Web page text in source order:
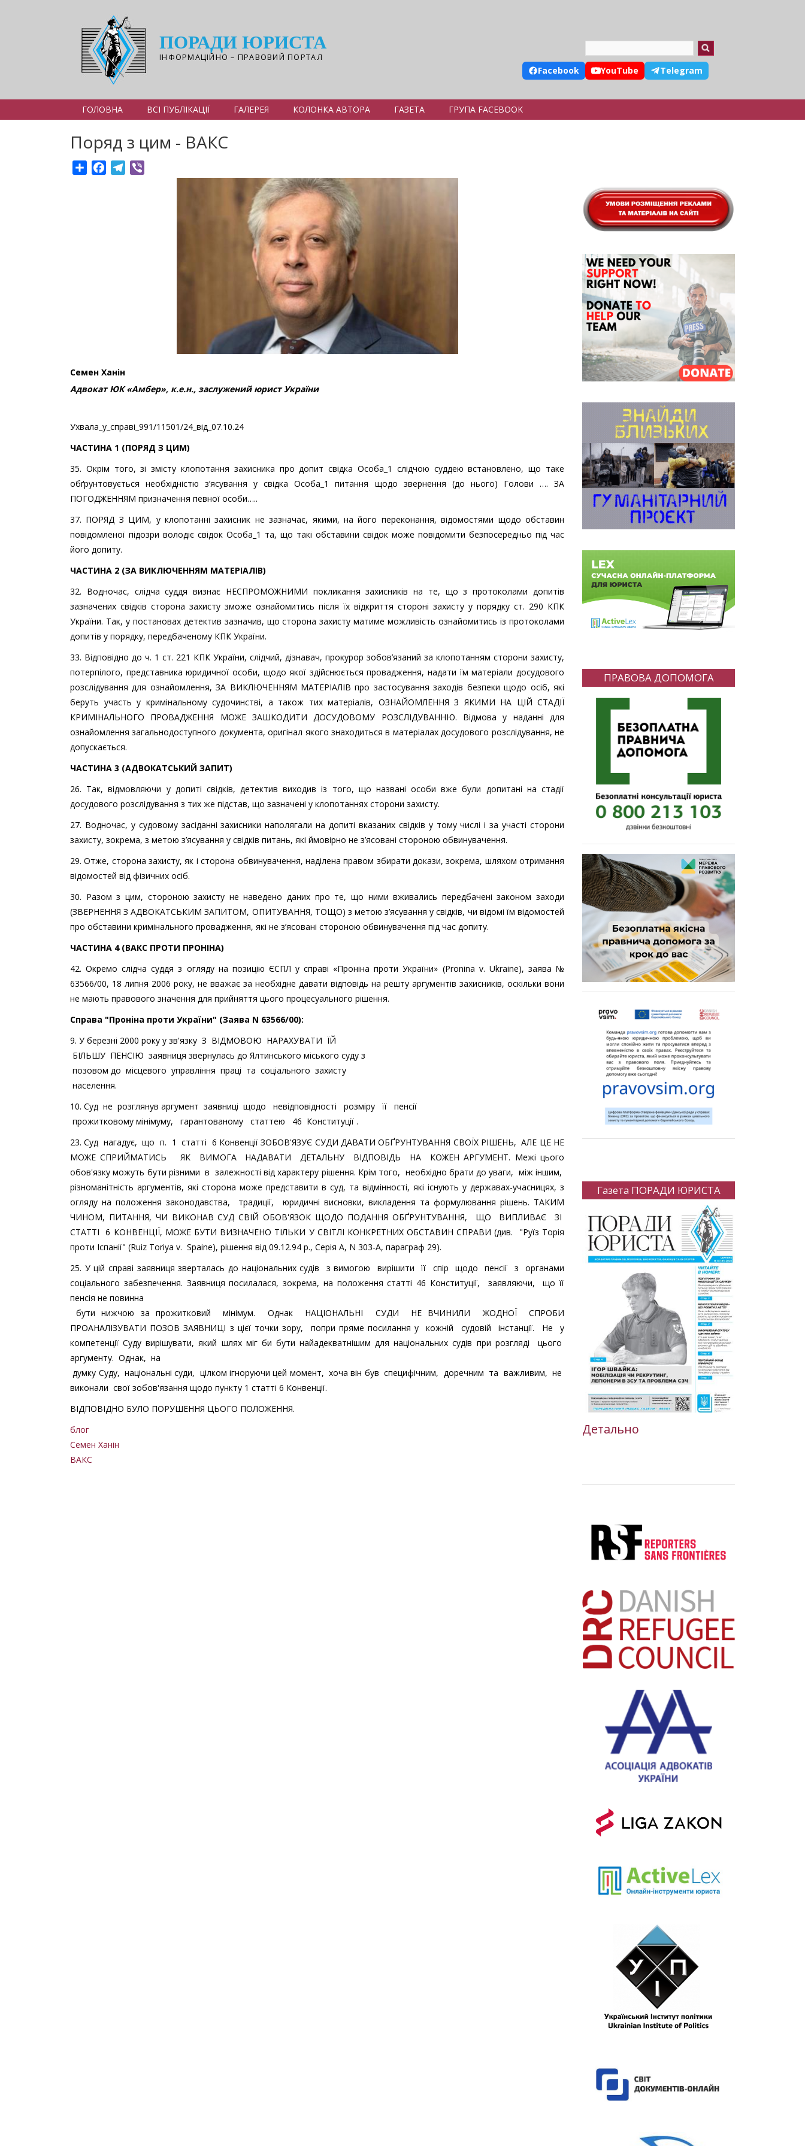
ПОРАДИ ЮРИСТА
ІНФОРМАЦІЙНО – ПРАВОВИЙ ПОРТАЛ
Facebook YouTube Telegram
ГОЛОВНА ВСІ ПУБЛІКАЦІЇ ГАЛЕРЕЯ КОЛОНКА АВТОРА ГАЗЕТА ГРУПА FACEBOOK
Поряд з цим - ВАКС
ShareFacebookTelegram
Семен Ханін
Адвокат ЮК «Амбер», к.е.н., заслужений юрист України
Ухвала_у_справі_991/11501/24_від_07.10.24
ЧАСТИНА 1 (ПОРЯД З ЦИМ)
35. Окрім того, зі змісту клопотання захисника про допит свідка Особа_1 слідчою суддею встановлено, що таке
обґрунтовується необхідністю з’ясування у свідка Особа_1 питання щодо звернення (до нього) Голови …. ЗА
ПОГОДЖЕННЯМ призначення певної особи…..
37. ПОРЯД З ЦИМ, у клопотанні захисник не зазначає, якими, на його переконання, відомостями щодо обставин
повідомленої підозри володіє свідок Особа_1 та, що такі обставини свідок може повідомити безпосередньо під час
його допиту.
ЧАСТИНА 2 (ЗА ВИКЛЮЧЕННЯМ МАТЕРІАЛІВ)
32. Водночас, слідча суддя визнає НЕСПРОМОЖНИМИ покликання захисників на те, що з протоколами допитів
зазначених свідків сторона захисту зможе ознайомитись після їх відкриття стороні захисту у порядку ст. 290 КПК
України. Так, у постановах детектив зазначив, що сторона захисту матиме можливість ознайомитись із протоколами
допитів у порядку, передбаченому КПК України.
33. Відповідно до ч. 1 ст. 221 КПК України, слідчий, дізнавач, прокурор зобов’язаний за клопотанням сторони захисту,
потерпілого, представника юридичної особи, щодо якої здійснюється провадження, надати їм матеріали досудового
розслідування для ознайомлення, ЗА ВИКЛЮЧЕННЯМ МАТЕРІАЛІВ про застосування заходів безпеки щодо осіб, які
беруть участь у кримінальному судочинстві, а також тих матеріалів, ОЗНАЙОМЛЕННЯ З ЯКИМИ НА ЦІЙ СТАДІЇ
КРИМІНАЛЬНОГО ПРОВАДЖЕННЯ МОЖЕ ЗАШКОДИТИ ДОСУДОВОМУ РОЗСЛІДУВАННЮ. Відмова у наданні для
ознайомлення загальнодоступного документа, оригінал якого знаходиться в матеріалах досудового розслідування, не
допускається.
ЧАСТИНА 3 (АДВОКАТСЬКИЙ ЗАПИТ)
26. Так, відмовляючи у допиті свідків, детектив виходив із того, що названі особи вже були допитані на стадії
досудового розслідування з тих же підстав, що зазначені у клопотаннях сторони захисту.
27. Водночас, у судовому засіданні захисники наполягали на допиті вказаних свідків у тому числі і за участі сторони
захисту, зокрема, з метою з’ясування у свідків питань, які ймовірно не з’ясовані стороною обвинувачення.
29. Отже, сторона захисту, як і сторона обвинувачення, наділена правом збирати докази, зокрема, шляхом отримання
відомостей від фізичних осіб.
30. Разом з цим, стороною захисту не наведено даних про те, що ними вживались передбачені законом заходи
(ЗВЕРНЕННЯ З АДВОКАТСЬКИМ ЗАПИТОМ, ОПИТУВАННЯ, ТОЩО) з метою з’ясування у свідків, чи відомі їм відомостей
про обставини кримінального провадження, які не з’ясовані стороною обвинувачення під час допиту.
ЧАСТИНА 4 (ВАКС ПРОТИ ПРОНІНА)
42. Окремо слідча суддя з огляду на позицію ЄСПЛ у справі «Проніна проти України» (Pronina v. Ukraine), заява №
63566/00, 18 липня 2006 року, не вважає за необхідне давати відповідь на решту аргументів захисників, оскільки вони
не мають правового значення для прийняття цього процесуального рішення.
Справа "Проніна проти України" (Заява N 63566/00):
9. У березні 2000 року у зв'язку З ВІДМОВОЮ НАРАХУВАТИ ЇЙ
БІЛЬШУ ПЕНСІЮ заявниця звернулась до Ялтинського міського суду з
позовом до місцевого управління праці та соціального захисту
населення.
10. Суд не розглянув аргумент заявниці щодо невідповідності розміру її пенсії
прожитковому мінімуму, гарантованому статтею 46 Конституції .
23. Суд нагадує, що п. 1 статті 6 Конвенції ЗОБОВ'ЯЗУЄ СУДИ ДАВАТИ ОБҐРУНТУВАННЯ СВОЇХ РІШЕНЬ, АЛЕ ЦЕ НЕ
МОЖЕ СПРИЙМАТИСЬ ЯК ВИМОГА НАДАВАТИ ДЕТАЛЬНУ ВІДПОВІДЬ НА КОЖЕН АРГУМЕНТ. Межі цього
обов'язку можуть бути різними в залежності від характеру рішення. Крім того, необхідно брати до уваги, між іншим,
різноманітність аргументів, які сторона може представити в суд, та відмінності, які існують у державах-учасницях, з
огляду на положення законодавства, традиції, юридичні висновки, викладення та формулювання рішень. ТАКИМ
ЧИНОМ, ПИТАННЯ, ЧИ ВИКОНАВ СУД СВІЙ ОБОВ'ЯЗОК ЩОДО ПОДАННЯ ОБҐРУНТУВАННЯ, ЩО ВИПЛИВАЄ ЗІ
СТАТТІ 6 КОНВЕНЦІЇ, МОЖЕ БУТИ ВИЗНАЧЕНО ТІЛЬКИ У СВІТЛІ КОНКРЕТНИХ ОБСТАВИН СПРАВИ (див. "Руїз Торія
проти Іспанії" (Ruiz Toriya v. Spaine), рішення від 09.12.94 р., Серія A, N 303-A, параграф 29).
25. У цій справі заявниця зверталась до національних судів з вимогою вирішити її спір щодо пенсії з органами
соціального забезпечення. Заявниця посилалася, зокрема, на положення статті 46 Конституції, заявляючи, що її
пенсія не повинна
бути нижчою за прожитковий мінімум. Однак НАЦІОНАЛЬНІ СУДИ НЕ ВЧИНИЛИ ЖОДНОЇ СПРОБИ
ПРОАНАЛІЗУВАТИ ПОЗОВ ЗАЯВНИЦІ з цієї точки зору, попри пряме посилання у кожній судовій інстанції. Не у
компетенції Суду вирішувати, який шлях міг би бути найадекватнішим для національних судів при розгляді цього
аргументу. Однак, на
думку Суду, національні суди, цілком ігноруючи цей момент, хоча він був специфічним, доречним та важливим, не
виконали свої зобов'язання щодо пункту 1 статті 6 Конвенції.
ВІДПОВІДНО БУЛО ПОРУШЕННЯ ЦЬОГО ПОЛОЖЕННЯ.
блог
Семен Ханін
ВАКС
ПРАВОВА ДОПОМОГА
Газета ПОРАДИ ЮРИСТА
Детально